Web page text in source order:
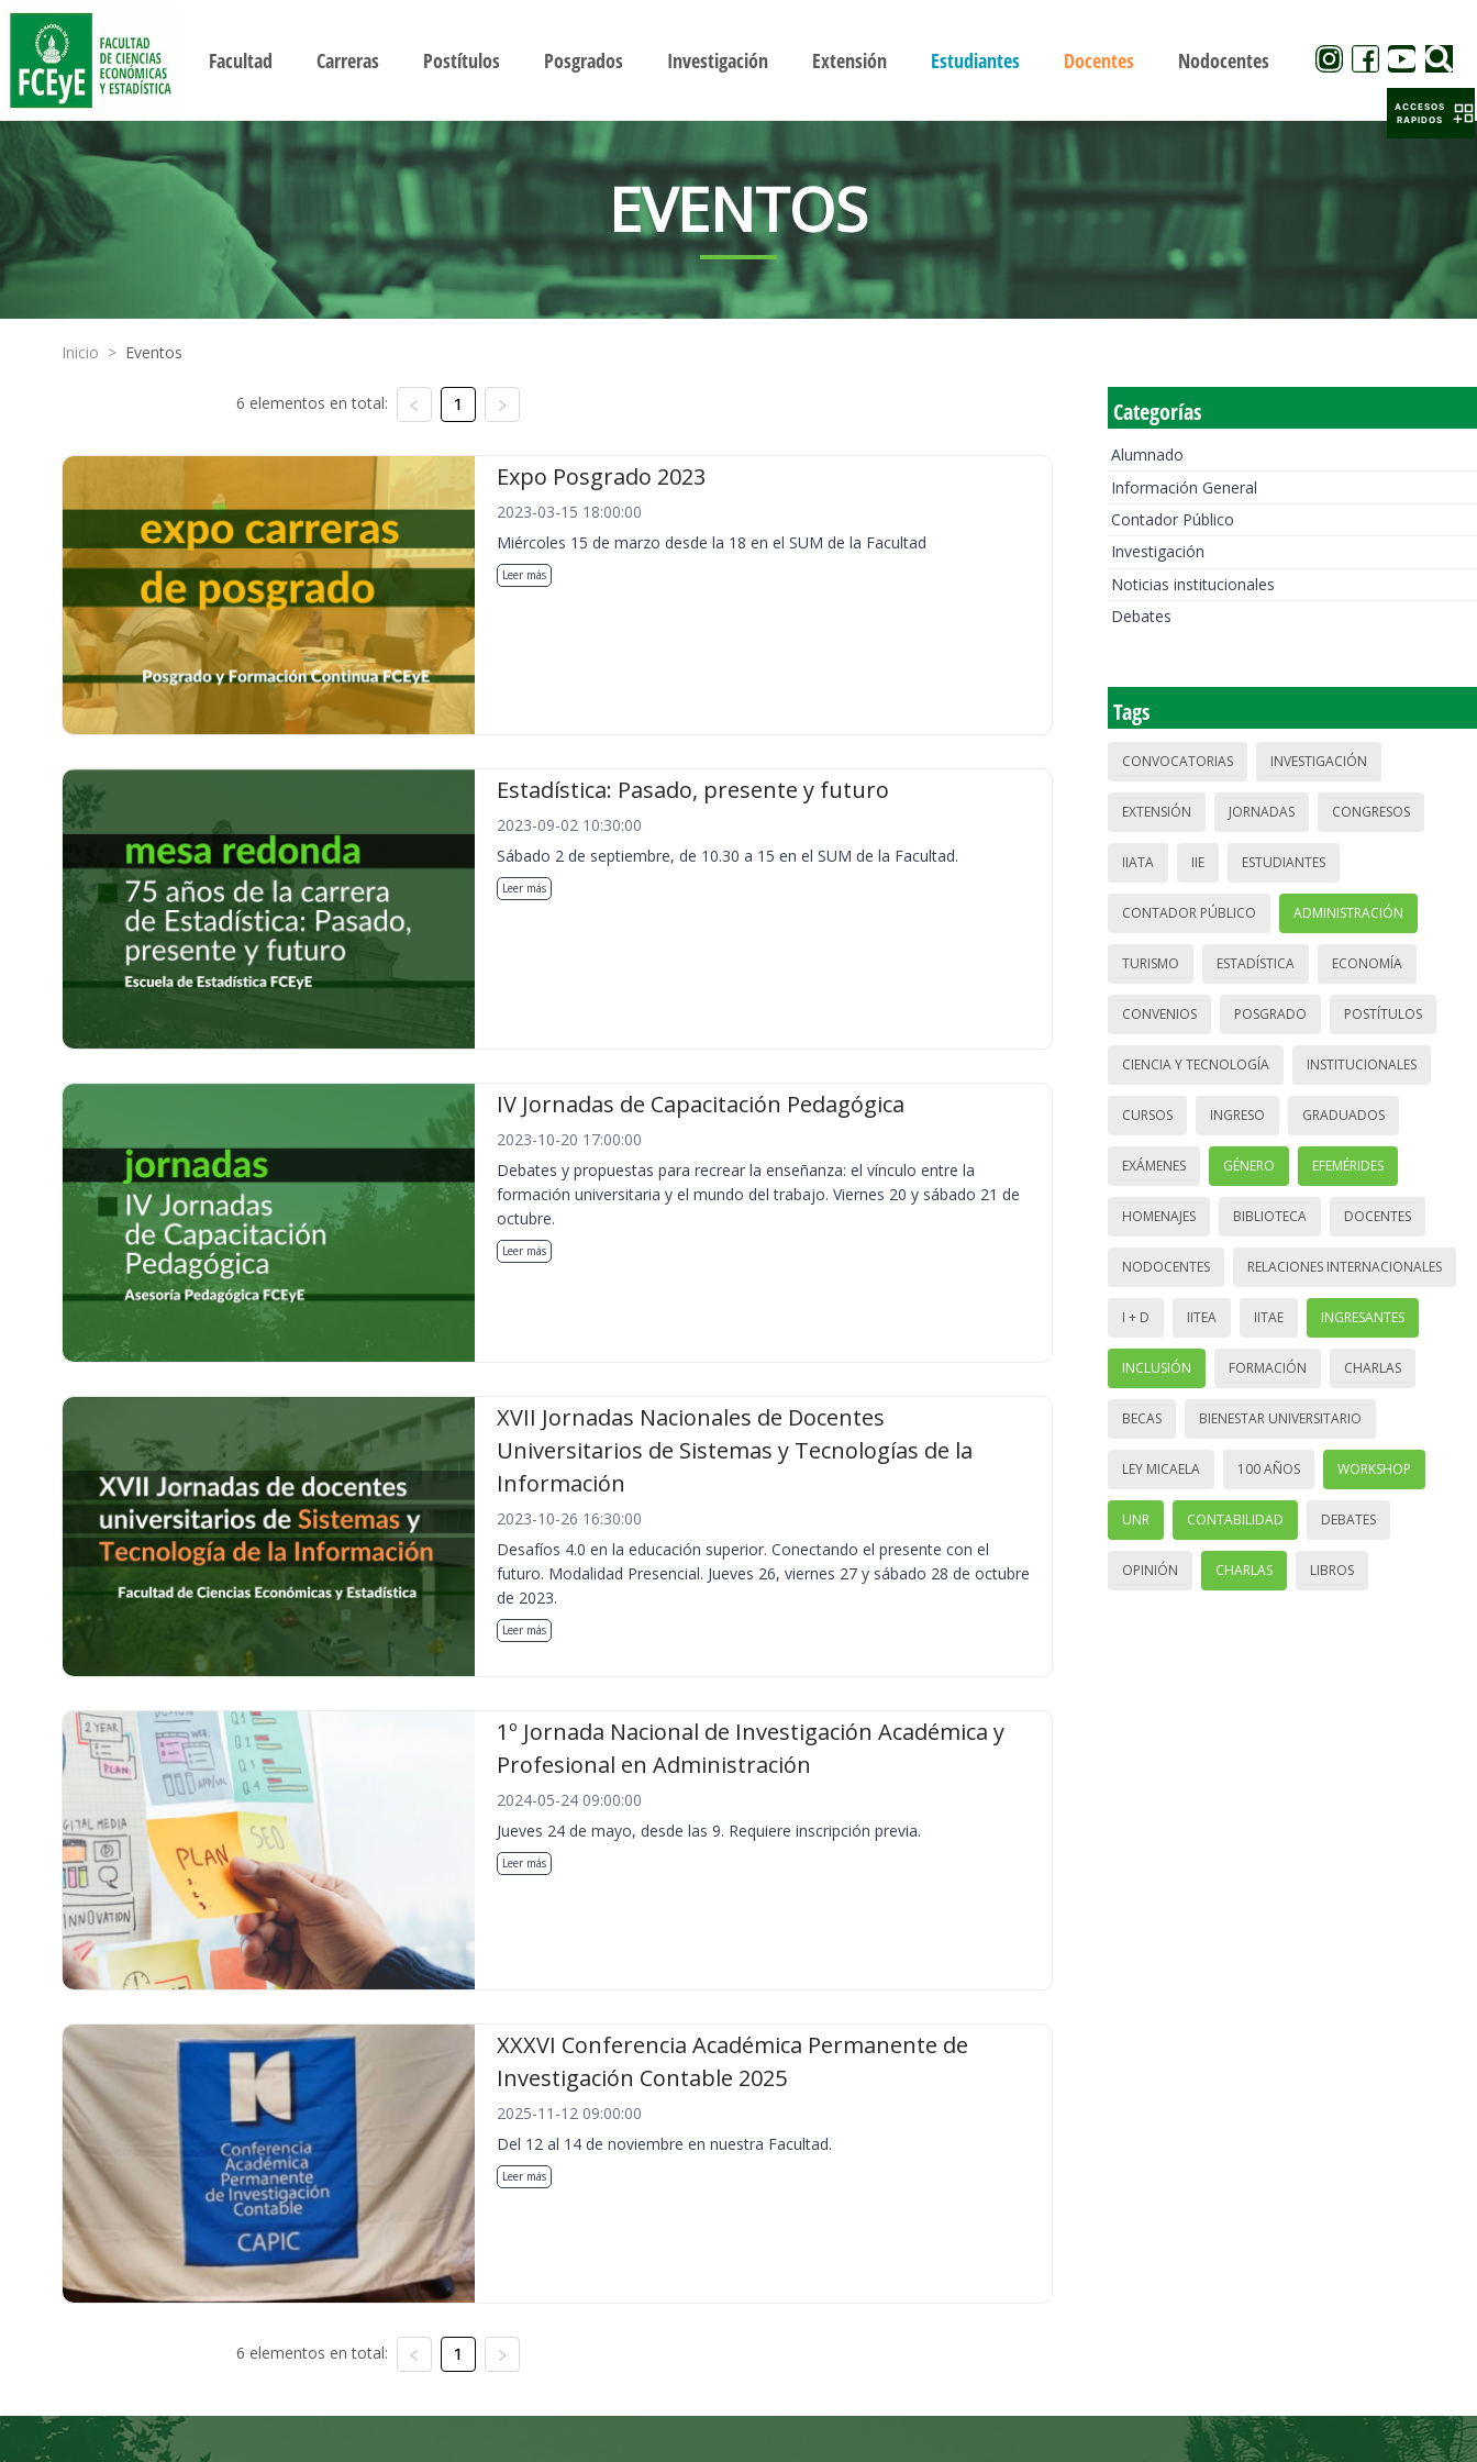
Facultad Carreras Postítulos Posgrados Investigación Extensión Estudiantes Docentes Nodocentes
EVENTOS
Inicio > Eventos
6 elementos en total: 1
Expo Posgrado 2023
2023-03-15 18:00:00
Miércoles 15 de marzo desde la 18 en el SUM de la Facultad
Leer más
Estadística: Pasado, presente y futuro
2023-09-02 10:30:00
Sábado 2 de septiembre, de 10.30 a 15 en el SUM de la Facultad.
Leer más
IV Jornadas de Capacitación Pedagógica
2023-10-20 17:00:00
Debates y propuestas para recrear la enseñanza: el vínculo entre la
formación universitaria y el mundo del trabajo. Viernes 20 y sábado 21 de
octubre.
Leer más
XVII Jornadas Nacionales de Docentes
Universitarios de Sistemas y Tecnologías de la
Información
2023-10-26 16:30:00
Desafíos 4.0 en la educación superior. Conectando el presente con el
futuro. Modalidad Presencial. Jueves 26, viernes 27 y sábado 28 de octubre
de 2023.
Leer más
1º Jornada Nacional de Investigación Académica y
Profesional en Administración
2024-05-24 09:00:00
Jueves 24 de mayo, desde las 9. Requiere inscripción previa.
Leer más
XXXVI Conferencia Académica Permanente de
Investigación Contable 2025
2025-11-12 09:00:00
Del 12 al 14 de noviembre en nuestra Facultad.
Leer más
6 elementos en total: 1
Categorías
Alumnado
Información General
Contador Público
Investigación
Noticias institucionales
Debates
Tags
CONVOCATORIAS INVESTIGACIÓN
EXTENSIÓN JORNADAS CONGRESOS
IIATA IIE ESTUDIANTES
CONTADOR PÚBLICO ADMINISTRACIÓN
TURISMO ESTADÍSTICA ECONOMÍA
CONVENIOS POSGRADO POSTÍTULOS
CIENCIA Y TECNOLOGÍA INSTITUCIONALES
CURSOS INGRESO GRADUADOS
EXÁMENES GÉNERO EFEMÉRIDES
HOMENAJES BIBLIOTECA DOCENTES
NODOCENTES RELACIONES INTERNACIONALES
I + D IITEA IITAE INGRESANTES
INCLUSIÓN FORMACIÓN CHARLAS
BECAS BIENESTAR UNIVERSITARIO
LEY MICAELA 100 AÑOS WORKSHOP
UNR CONTABILIDAD DEBATES
OPINIÓN CHARLAS LIBROS
ACCESOS
RAPIDOS